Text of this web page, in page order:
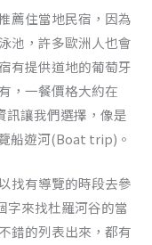
薦住當地民宿，因為
池，許多歐洲人也會
有提供道地的葡萄牙
，一餐價格大約在
訊讓我們選擇，像是
船遊河(Boat trip)。
找有導覽的時段去參
來找杜羅河谷的當
錯的列表出來，都有